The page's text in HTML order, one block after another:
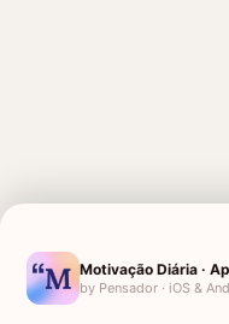
ANIVERSÁRIO PARA AVÓ
Motivação Diária ·
by Pensador · iOS &